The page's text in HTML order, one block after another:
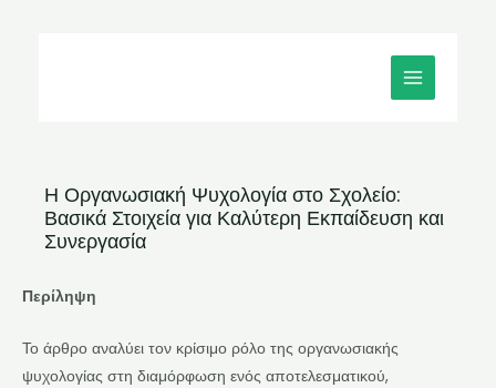
MAIN
MENU
Η Οργανωσιακή Ψυχολογία στο Σχολείο:
Βασικά Στοιχεία για Καλύτερη Εκπαίδευση και
Συνεργασία
Περίληψη
Το άρθρο αναλύει τον κρίσιμο ρόλο της οργανωσιακής
ψυχολογίας στη διαμόρφωση ενός αποτελεσματικού,